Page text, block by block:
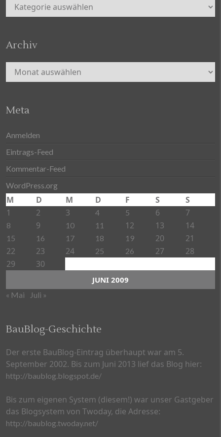
Kategorien
Archiv
Archiv
Meta
Anmelden
Eintrags-Feed
Kommentar-Feed
WordPress.org
JUNI 2009
M D M D F S
S
1
2 3 4 5 6 7
8 9 10 11 12 13 14
15 16 17 18 19 20
21
22
23 24 25 26 27
28
29
30
« Mai Juli »
BauBlog-Geschichte
Der erste BauBlog-Eintrag überhaupt war am 5.
September 2002. Bis zum Juni 2013 lief das Blog hier:
http://baublog.blogspot.de/
Bis zum eigenen System (diesem!) war unser Gastgeber
das Blogsystem von Twoday, die Adresse:
http://baublog.twoday.net/